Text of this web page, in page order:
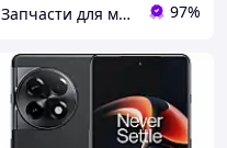
Запчасти для мобильных телефонов 97%